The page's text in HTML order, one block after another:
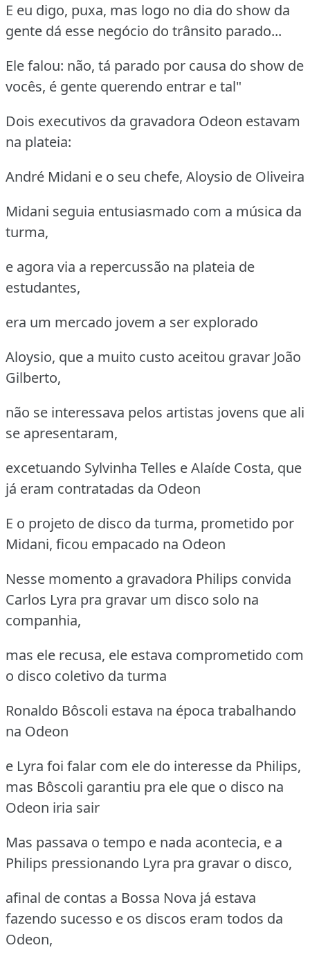
E eu digo, puxa, mas logo no dia do show da
gente dá esse negócio do trânsito parado...
Ele falou: não, tá parado por causa do show de
vocês, é gente querendo entrar e tal"
Dois executivos da gravadora Odeon estavam
na plateia:
André Midani e o seu chefe, Aloysio de Oliveira
Midani seguia entusiasmado com a música da
turma,
e agora via a repercussão na plateia de
estudantes,
era um mercado jovem a ser explorado
Aloysio, que a muito custo aceitou gravar João
Gilberto,
não se interessava pelos artistas jovens que ali
se apresentaram,
excetuando Sylvinha Telles e Alaíde Costa, que
já eram contratadas da Odeon
E o projeto de disco da turma, prometido por
Midani, ficou empacado na Odeon
Nesse momento a gravadora Philips convida
Carlos Lyra pra gravar um disco solo na
companhia,
mas ele recusa, ele estava comprometido com
o disco coletivo da turma
Ronaldo Bôscoli estava na época trabalhando
na Odeon
e Lyra foi falar com ele do interesse da Philips,
mas Bôscoli garantiu pra ele que o disco na
Odeon iria sair
Mas passava o tempo e nada acontecia, e a
Philips pressionando Lyra pra gravar o disco,
afinal de contas a Bossa Nova já estava
fazendo sucesso e os discos eram todos da
Odeon,